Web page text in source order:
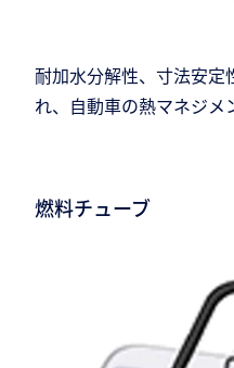
耐加水分解性、寸法安
れ、自動車の熱マネジメ
燃料チューブ